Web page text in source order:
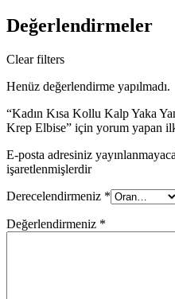
Değerlendirmeler
Clear filters
Henüz değerlendirme yapılmadı.
“Kadın Kısa Kollu Kalp Yaka
Krep Elbise” için yorum yapan
E-posta adresiniz
işaretlenmişlerdir
Derecelendirmeniz *
Değerlendirmeniz *